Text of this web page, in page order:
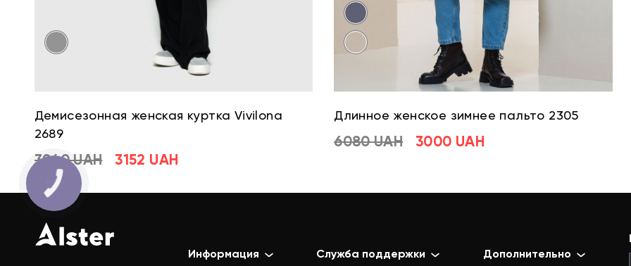
Демисезонная женская куртка Vivilona
2689
3940 UAH 3152 UAH
Длинное женское зимнее пальто 2305
6080 UAH 3000 UAH
Информация Служба поддержки Дополнительно